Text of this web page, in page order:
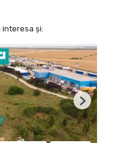
interesa și:
Next